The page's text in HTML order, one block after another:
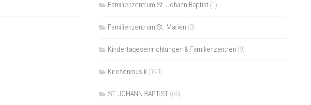
Familienzentrum St. Johann Baptist(1)
Familienzentrum St. Marien (3)
Kindertageseinrichtungen & Familienzentren (9)
Kirchenmusik (141)
ST. JOHANN BAPTIST(66)